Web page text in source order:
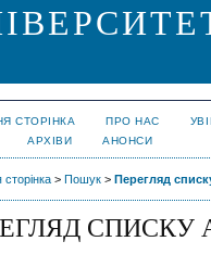
СТОРІНКА ПРО НАС
АРХІВИ АНОНСИ
> Пошук > Перегляд
СПИСКУ